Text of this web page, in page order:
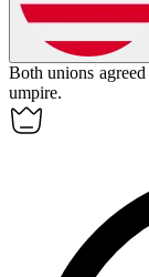
Both unions
umpire.